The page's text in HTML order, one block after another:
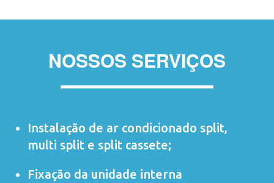
NOSSOS SERVIÇOS
Instalação de ar condicionado split,
multi split e split cassete;
Fixação da unidade interna